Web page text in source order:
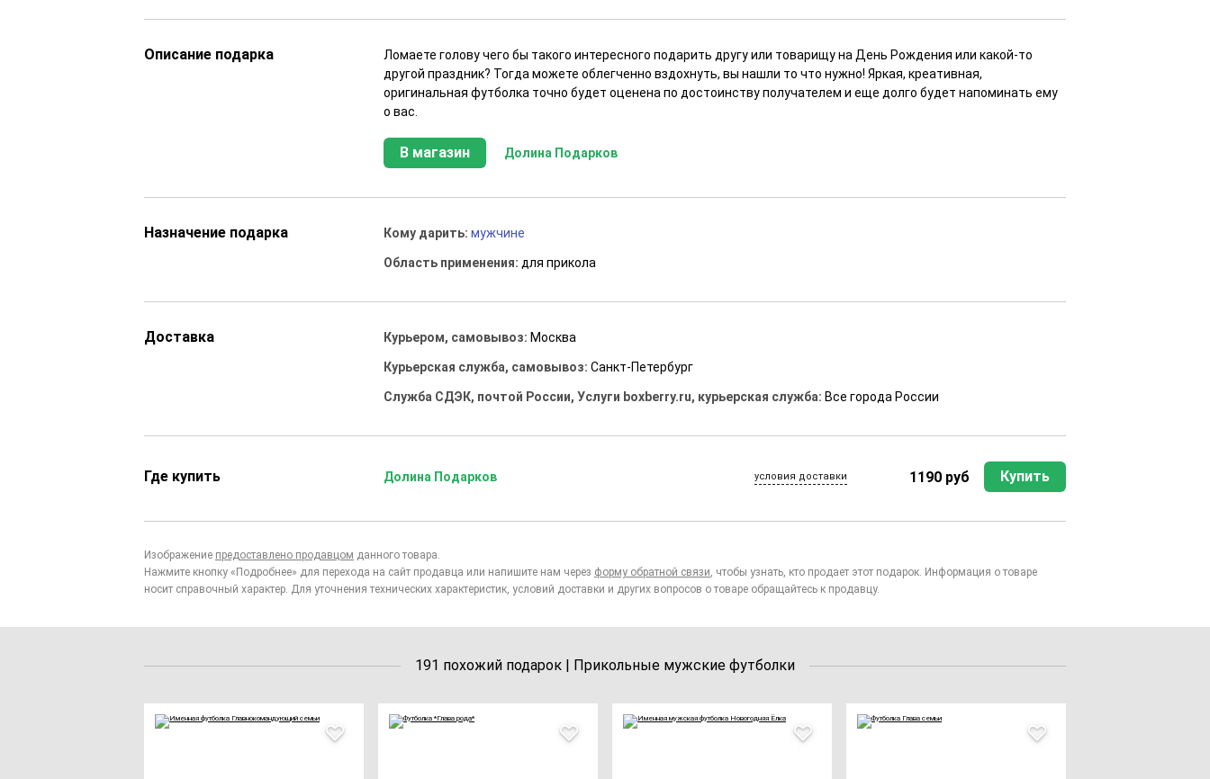
Описание подарка
Ломаете голову чего бы такого интересного подарить другу или товарищу на День Рождения или какой-то
другой праздник? Тогда можете облегченно вздохнуть, вы нашли то что нужно! Яркая, креативная,
оригинальная футболка точно будет оценена по достоинству получателем и еще долго будет напоминать ему
о вас.
В магазин Долина Подарков
Назначение подарка Кому дарить:мужчине
Область применения:для прикола
Доставка Курьером, самовывоз: Москва
Курьерская служба, самовывоз:Санкт-Петербург
Служба СДЭК, почтой России, Услуги boxberry.ru, курьерская служба: Все города России
Где купить Долина Подарков условия доставки 1190 руб Купить
Изображение предоставлено продавцом данного товара.
Нажмите кнопку «Подробнее» для перехода на сайт продавца или напишите нам через форму обратной связи, чтобы узнать, кто продает этот подарок. Информация о товаре
носит справочный характер. Для уточнения технических характеристик, условий доставки и других вопросов о товаре обращайтесь к продавцу.
191 похожий подарок | Прикольные мужские футболки